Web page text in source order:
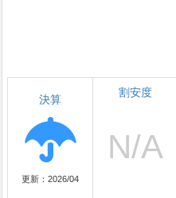
決算
更新：2026/04
割安度